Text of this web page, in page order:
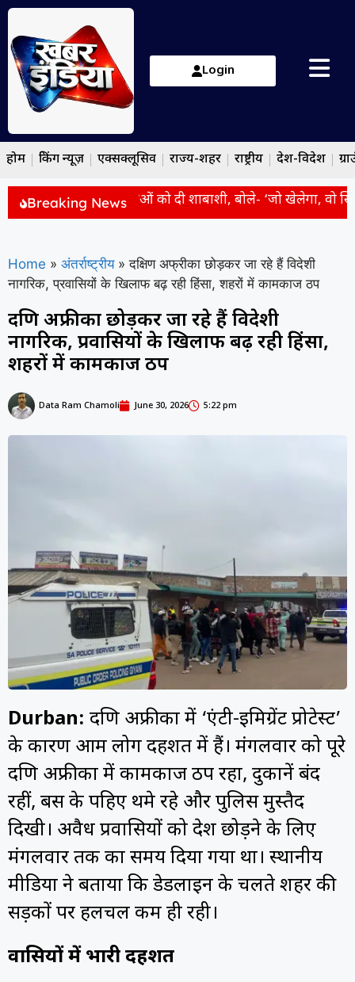
Login
होम ब्रेकिंग न्यूज़ एक्सक्लूसिव राज्य-शहर राष्ट्रीय देश-विदेश
Breaking News
ने CWG 2026 विजेताओं को दी शाबाशी, बोले- ‘जो खेलेगा, वो
Home » अंतर्राष्ट्रीय » दक्षिण अफ्रीका छोड़कर जा रहे हैं विदेशी
नागरिक, प्रवासियों के खिलाफ बढ़ रही हिंसा, शहरों में कामकाज ठप
दक्षिण अफ्रीका छोड़कर जा रहे हैं विदेशी
नागरिक, प्रवासियों के खिलाफ बढ़ रही हिंसा,
शहरों में कामकाज ठप
Data Ram Chamoli June 30, 2026 5:22 pm
Durban: दक्षिण अफ्रीका में ‘एंटी-इमिग्रेंट प्रोटेस्ट’
के कारण आम लोग दहशत में हैं। मंगलवार को पूरे
दक्षिण अफ्रीका में कामकाज ठप रहा, दुकानें बंद
रहीं, बस के पहिए थमे रहे और पुलिस मुस्तैद
दिखी। अवैध प्रवासियों को देश छोड़ने के लिए
मंगलवार तक का समय दिया गया था। स्थानीय
मीडिया ने बताया कि डेडलाइन के चलते शहर की
सड़कों पर हलचल कम ही रही।
प्रवासियों में भारी दहशत